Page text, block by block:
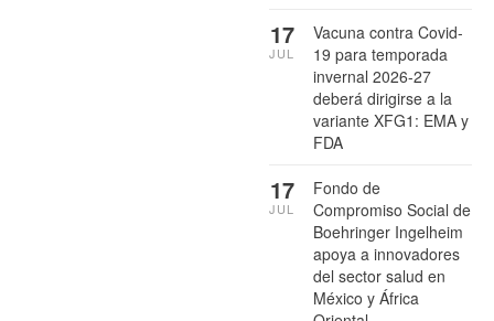
Vacuna contra Covid-
19 para temporada
invernal 2026-27
deberá dirigirse a la
variante XFG1: EMA y
FDA
17
JUL
Fondo de
Compromiso Social de
Boehringer Ingelheim
apoya a innovadores
del sector salud en
México y África
17
JUL